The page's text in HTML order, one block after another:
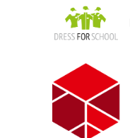
springen